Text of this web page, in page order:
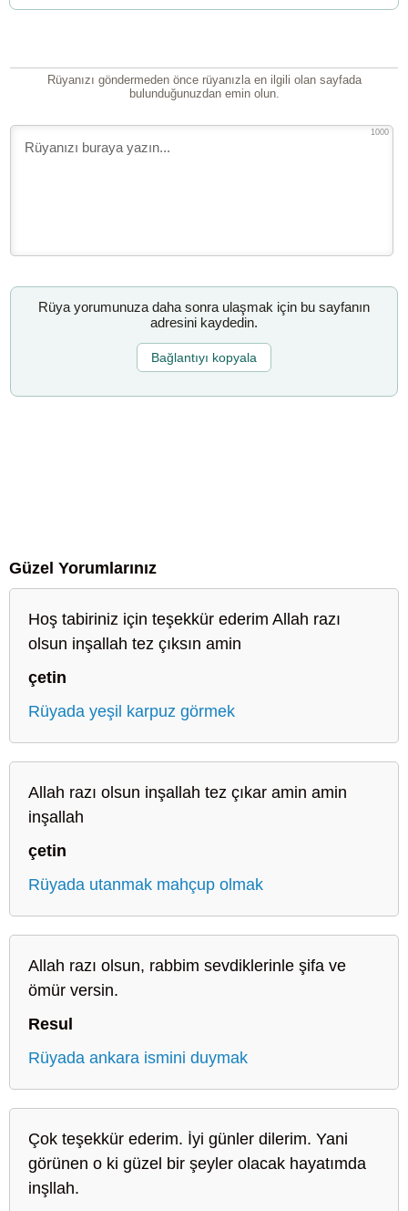
Rüyanızı göndermeden önce rüyanızla en ilgili olan sayfada
bulunduğunuzdan emin olun.
1000
Rüya yorumunuza daha sonra ulaşmak için bu sayfanın
adresini kaydedin.
Bağlantıyı kopyala
Güzel Yorumlarınız
Hoş tabiriniz için teşekkür ederim Allah razı
olsun inşallah tez çıksın amin
çetin
Rüyada yeşil karpuz görmek
Allah razı olsun inşallah tez çıkar amin amin
inşallah
çetin
Rüyada utanmak mahçup olmak
Allah razı olsun, rabbim sevdiklerinle şifa ve
ömür versin.
Resul
Rüyada ankara ismini duymak
Çok teşekkür ederim. İyi günler dilerim. Yani
görünen o ki güzel bir şeyler olacak hayatımda
inşllah.